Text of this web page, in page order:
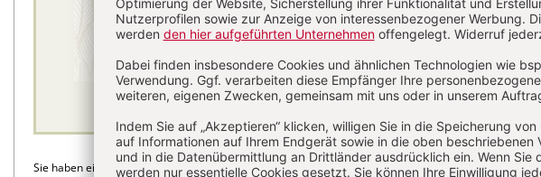
Abo testen
Sie haben ein Abonnement?Anmelden